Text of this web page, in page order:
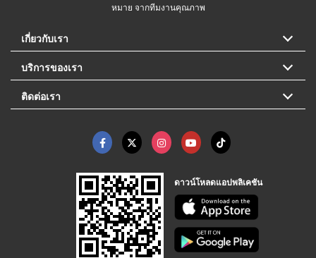
หมาย จากทีมงานคุณภาพ
เกี่ยวกับเรา
บริการของเรา
ติดต่อเรา
ดาวน์โหลดแอปพลิเคชัน